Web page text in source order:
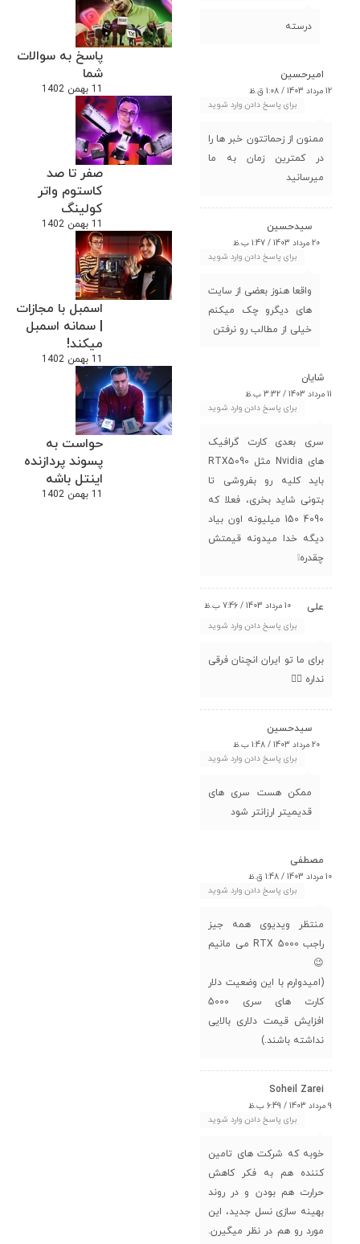
پاسخ به سوالات
شما
11 بهمن 1402
صفر تا صد
کاستوم واتر
کولینگ
11 بهمن 1402
اسمبل با مجازات
| سمانه اسمبل
میکند!
11 بهمن 1402
حواست به
پسوند پردازنده
اینتل باشه
11 بهمن 1402
درسته
امیرحسین
12 مرداد 1403 / 1:08 ق.ظ
برای پاسخ دادن وارد شوید
ممنون از زحماتتون خبر ها را
در کمترین زمان به ما
میرسانید
سیدحسین
20 مرداد 1403 / 1:47 ب.ظ
برای پاسخ دادن وارد شوید
واقعا هنوز بعضی از سایت
های دیگرو چک میکنم
خیلی از مطالب رو نرفتن
شایان
11 مرداد 1403 / 3:32 ب.ظ
برای پاسخ دادن وارد شوید
سری بعدی کارت گرافیک
های Nvidia مثل RTX5090
باید کلیه رو بفروشی تا
بتونی شاید بخری، فعلا که
4090 150 میلیونه اون بیاد
دیگه خدا میدونه قیمتش
چقدره❕
علی
10 مرداد 1403 / 7:46 ب.ظ
برای پاسخ دادن وارد شوید
برای ما تو ایران انچنان فرقی
نداره 🤦‍♂️
سیدحسین
20 مرداد 1403 / 1:48 ب.ظ
برای پاسخ دادن وارد شوید
ممکن هست سری های
قدیمیتر ارزانتر شود
مصطفی
10 مرداد 1403 / 1:48 ق.ظ
برای پاسخ دادن وارد شوید
منتظر ویدیوی همه جیز
راجب RTX 5000 می مانیم
😉
(امیدوارم با این وضعیت دلار
کارت های سری 5000
افزایش قیمت دلاری بالایی
نداشته باشند.)
Soheil Zarei
9 مرداد 1403 / 6:49 ب.ظ
برای پاسخ دادن وارد شوید
خوبه که شرکت های تامین
کننده هم به فکر کاهش
حرارت هم بودن و در روند
بهینه سازی نسل جدید، این
مورد رو هم در نظر میگیرن.